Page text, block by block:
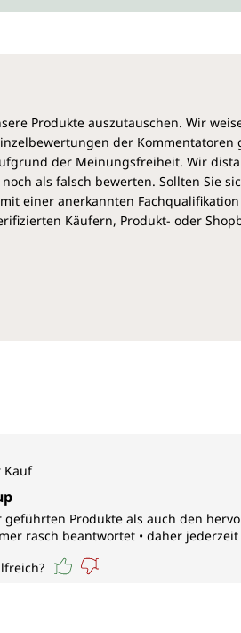
Produkte auszutauschen. Wir
der Kommentatoren
der Meinungsfreiheit. Wir
als falsch bewerten. Sollten Sie
einer anerkannten
Käufern, Produkt- oder
von 5 von 5 Sternen
Kauf
geführten Produkte als auch den
rasch beantwortet • daher